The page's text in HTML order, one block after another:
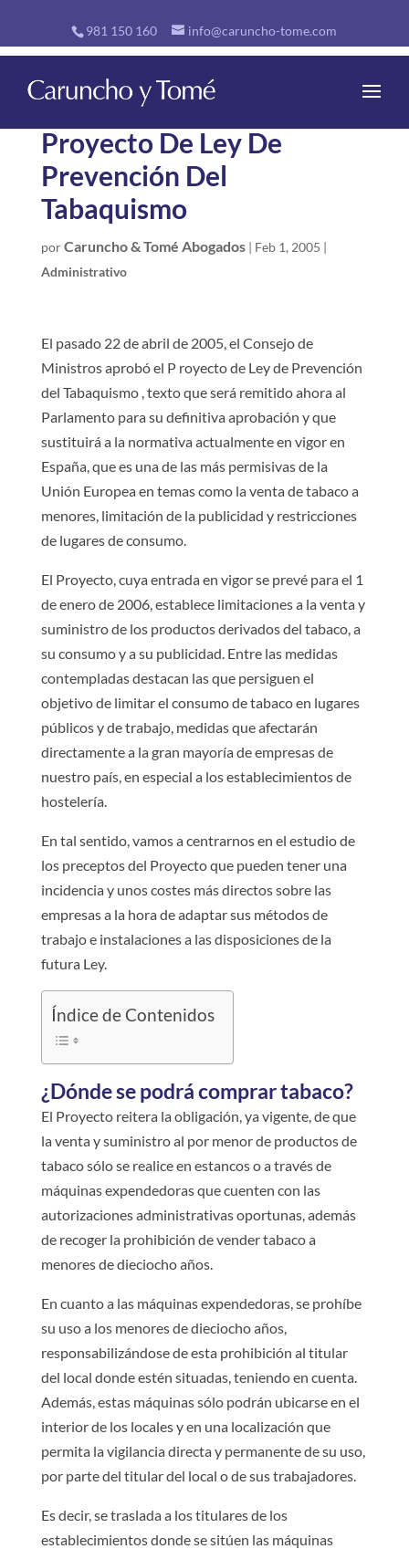
981 150 160 info@caruncho-tome.com
Proyecto De Ley De
Prevención Del
Tabaquismo
porCaruncho & Tomé Abogados| Feb 1, 2005 |
Administrativo
El pasado 22 de abril de 2005, el Consejo de
Ministros aprobó el P royecto de Ley de Prevención
del Tabaquismo , texto que será remitido ahora al
Parlamento para su definitiva aprobación y que
sustituirá a la normativa actualmente en vigor en
España, que es una de las más permisivas de la
Unión Europea en temas como la venta de tabaco a
menores, limitación de la publicidad y restricciones
de lugares de consumo.
El Proyecto, cuya entrada en vigor se prevé para el 1
de enero de 2006, establece limitaciones a la venta y
suministro de los productos derivados del tabaco, a
su consumo y a su publicidad. Entre las medidas
contempladas destacan las que persiguen el
objetivo de limitar el consumo de tabaco en lugares
públicos y de trabajo, medidas que afectarán
directamente a la gran mayoría de empresas de
nuestro país, en especial a los establecimientos de
hostelería.
En tal sentido, vamos a centrarnos en el estudio de
los preceptos del Proyecto que pueden tener una
incidencia y unos costes más directos sobre las
empresas a la hora de adaptar sus métodos de
trabajo e instalaciones a las disposiciones de la
futura Ley.
Índice de Contenidos
¿Dónde se podrá comprar tabaco?
El Proyecto reitera la obligación, ya vigente, de que
la venta y suministro al por menor de productos de
tabaco sólo se realice en estancos o a través de
máquinas expendedoras que cuenten con las
autorizaciones administrativas oportunas, además
de recoger la prohibición de vender tabaco a
menores de dieciocho años.
En cuanto a las máquinas expendedoras, se prohíbe
su uso a los menores de dieciocho años,
responsabilizándose de esta prohibición al titular
del local donde estén situadas, teniendo en cuenta.
Además, estas máquinas sólo podrán ubicarse en el
interior de los locales y en una localización que
permita la vigilancia directa y permanente de su uso,
por parte del titular del local o de sus trabajadores.
Es decir, se traslada a los titulares de los
establecimientos donde se sitúen las máquinas